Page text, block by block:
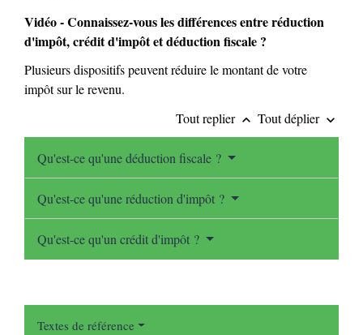
Vidéo - Connaissez-vous les différences entre réduction
d'impôt, crédit d'impôt et déduction fiscale ?
Plusieurs dispositifs peuvent réduire le montant de votre
impôt sur le revenu.
Tout replier keyboard_arrow_up Tout déplier keyboard_arrow_down
Qu'est-ce qu'une déduction fiscale ?
Qu'est-ce qu'une réduction d'impôt ?
Qu'est-ce qu'un crédit d'impôt ?
Textes de référence